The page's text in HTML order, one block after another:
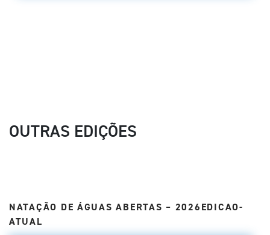
OUTRAS EDIÇÕES
NATAÇÃO DE ÁGUAS ABERTAS – 2026EDICAO-
ATUAL